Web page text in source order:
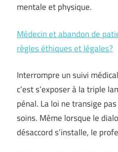
mentale et physique.
Médecin et abandon de
règles éthiques et légales?
Interrompre un suivi
c’est s’exposer à la triple
pénal. La loi ne transige
soins. Même lorsque le
désaccord s’installe, le